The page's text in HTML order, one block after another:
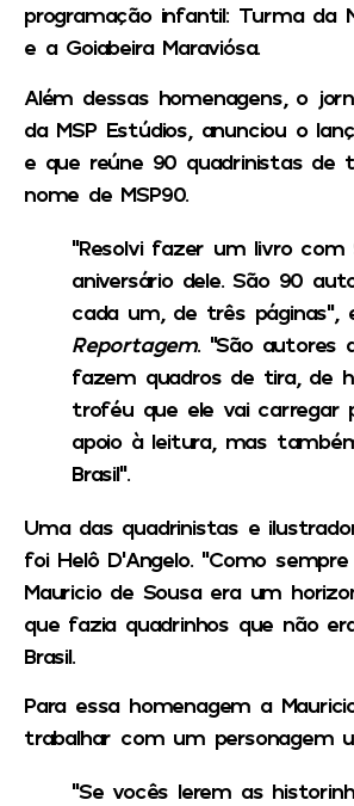
programação infantil: Turma da
e a Goiabeira Maraviósa.
Além dessas homenagens, o
da MSP Estúdios, anunciou o
e que reúne 90 quadrinistas de
nome de MSP90.
“Resolvi fazer um livro
aniversário dele. São 90
cada um, de três páginas”,
Reportagem. ”São autores
fazem quadros de tira, de
troféu que ele vai carregar
apoio à leitura, mas
Brasil”.
Uma das quadrinistas e
foi Helô D’Angelo. “Como
Mauricio de Sousa era um
que fazia quadrinhos que não
Brasil.
Para essa homenagem a
trabalhar com um personagem
“Se vocês lerem as